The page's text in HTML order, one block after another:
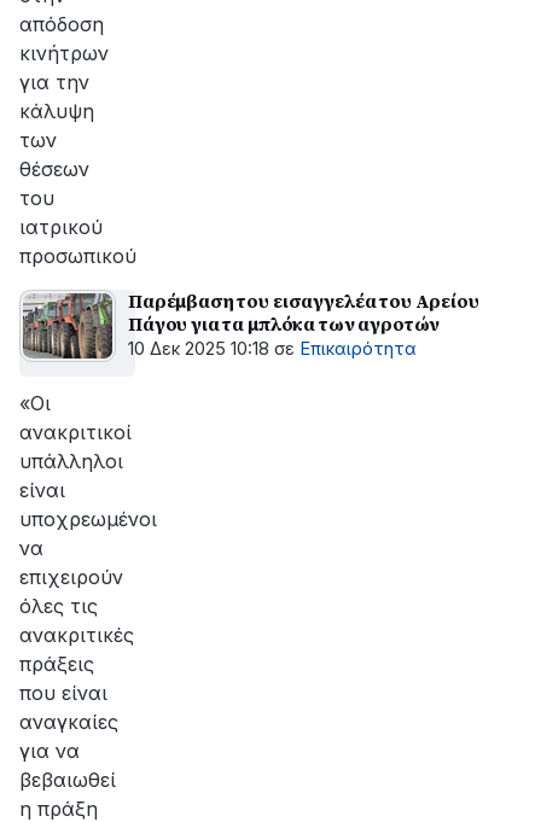
απόδοση
κινήτρων
για την
κάλυψη
των
θέσεων
του
ιατρικoύ
προσωπικού
Παρέμβαση του εισαγγελέα του Αρείου
Πάγου για τα μπλόκα των αγροτών
10 Δεκ 2025 10:18 σε Επικαιρότητα
«Οι
ανακριτικοί
υπάλληλοι
είναι
υποχρεωμένοι
να
επιχειρούν
όλες τις
ανακριτικές
πράξεις
που είναι
αναγκαίες
για να
βεβαιωθεί
η πράξη